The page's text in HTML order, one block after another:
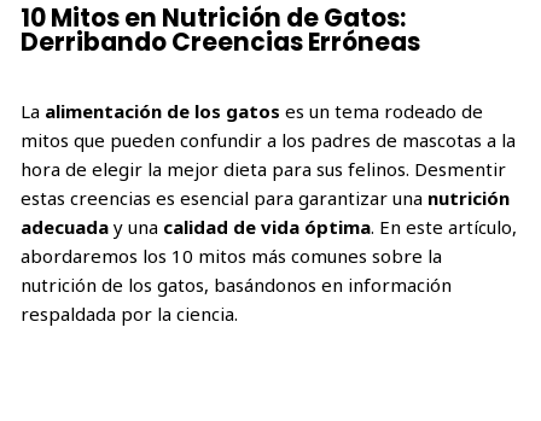
10 Mitos en Nutrición de Gatos:
Derribando Creencias Erróneas
La alimentación de los gatos es un tema rodeado de
mitos que pueden confundir a los padres de mascotas a la
hora de elegir la mejor dieta para sus felinos. Desmentir
estas creencias es esencial para garantizar una nutrición
adecuada y una calidad de vida óptima. En este artículo,
abordaremos los 10 mitos más comunes sobre la
nutrición de los gatos, basándonos en información
respaldada por la ciencia.